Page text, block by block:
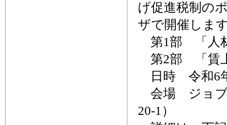
げ促進税制の
ザで開催しま
第1部 「人
第2部 「賃
日時 令和6年
会場 ジョブ
20-1）